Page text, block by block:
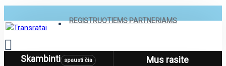
REGISTRUOTIEMS PARTNERIAMS
MenuSkambinti spausti čia Mus rasite